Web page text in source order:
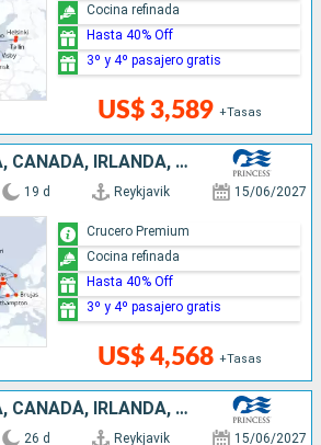
US$ 3,589 +Tasas
Cocina refinada
Hasta 40% Off
3º y 4º pasajero gratis
ISLANDIA, BÉLGICA, CANADÁ, IRLANDA, REINO UNIDO
19 d Reykjavik 15/06/2027
US$ 4,568 +Tasas
Crucero Premium
Cocina refinada
Hasta 40% Off
3º y 4º pasajero gratis
ISLANDIA, BÉLGICA, CANADÁ, IRLANDA, REINO UNIDO, PAISES BAJOS, ALEMANIA, DINAMARCA
26 d Reykjavik 15/06/2027